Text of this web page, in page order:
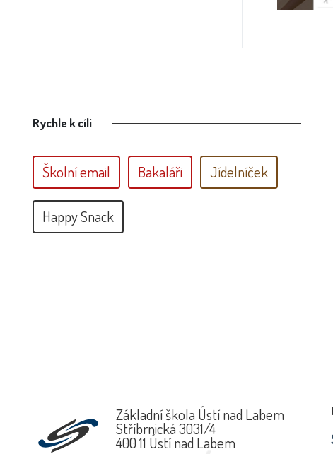
Rychle k cíli
Školní email Bakaláři Jídelníček
Happy Snack
Základní škola Ústí nad Labem
Stříbrnická 3031/4
400 11 Ústí nad Labem